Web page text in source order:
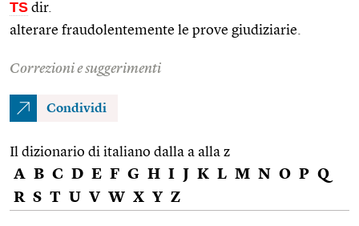
TS dir.
alterare fraudolentemente le prove giudiziarie.
Correzioni e suggerimenti
Condividi
Il dizionario di italiano dalla a alla z
A B C D E F G H I J K L M N O P Q
R S T U V W X Y Z